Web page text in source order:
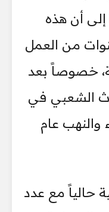
إلى أن هذه
من العمل
خصوصاً بعد
الشعبي في
والنهب عام
حالياً مع عدد